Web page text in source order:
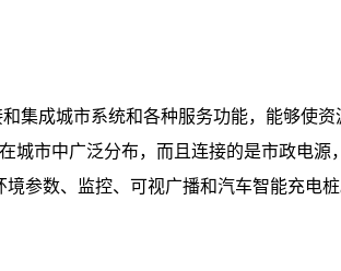
集成城市系统和各种服务功能，能够使
城市中广泛分布，而且连接的是市政电
参数、监控、可视广播和汽车智能充电桩